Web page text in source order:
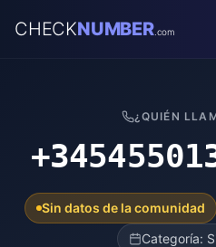
CHECKNUMBER.com
¿QUIÉN
Sin datos de la comunidad
Categoría: